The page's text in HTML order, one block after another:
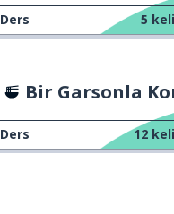
Ders 5
Bir Garsonla
Ders 12